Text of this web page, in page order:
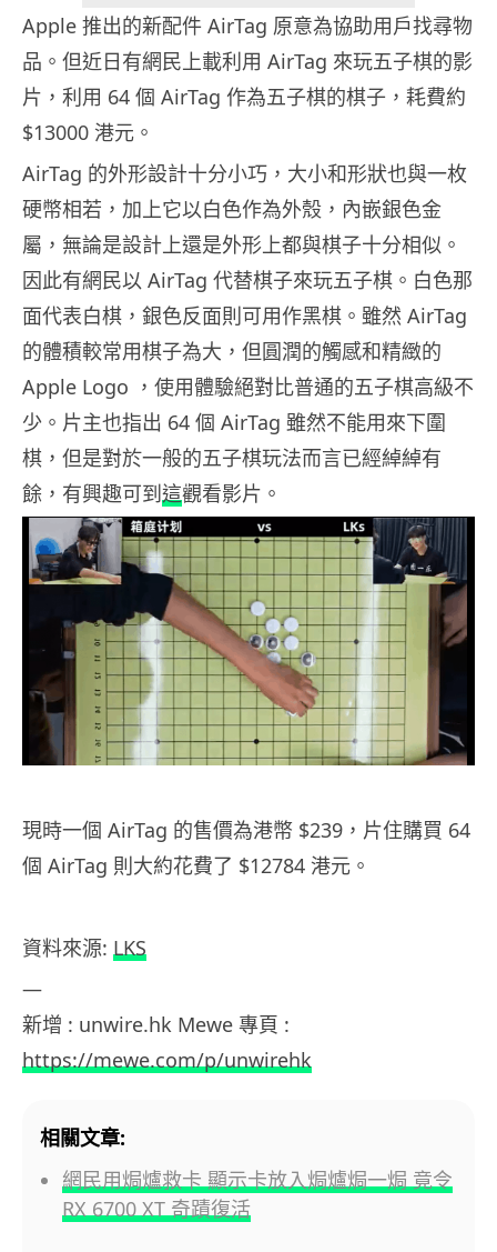
Apple 推出的新配件 AirTag 原意為協助用戶找尋物
品。但近日有網民上載利用 AirTag 來玩五子棋的影
片，利用 64 個 AirTag 作為五子棋的棋子，耗費約
$13000 港元。
AirTag 的外形設計十分小巧，大小和形狀也與一枚
硬幣相若，加上它以白色作為外殼，內嵌銀色金
屬，無論是設計上還是外形上都與棋子十分相似。
因此有網民以 AirTag 代替棋子來玩五子棋。白色那
面代表白棋，銀色反面則可用作黑棋。雖然 AirTag
的體積較常用棋子為大，但圓潤的觸感和精緻的
Apple Logo ，使用體驗絕對比普通的五子棋高級不
少。片主也指出 64 個 AirTag 雖然不能用來下圍
棋，但是對於一般的五子棋玩法而言已經綽綽有
餘，有興趣可到這觀看影片。
現時一個 AirTag 的售價為港幣 $239，片住購買 64
個 AirTag 則大約花費了 $12784 港元。
資料來源: LKS
—
新增 : unwire.hk Mewe 專頁 :
https://mewe.com/p/unwirehk
相關文章:
網民用焗爐救卡 顯示卡放入焗爐焗一焗 竟令
RX 6700 XT 奇蹟復活